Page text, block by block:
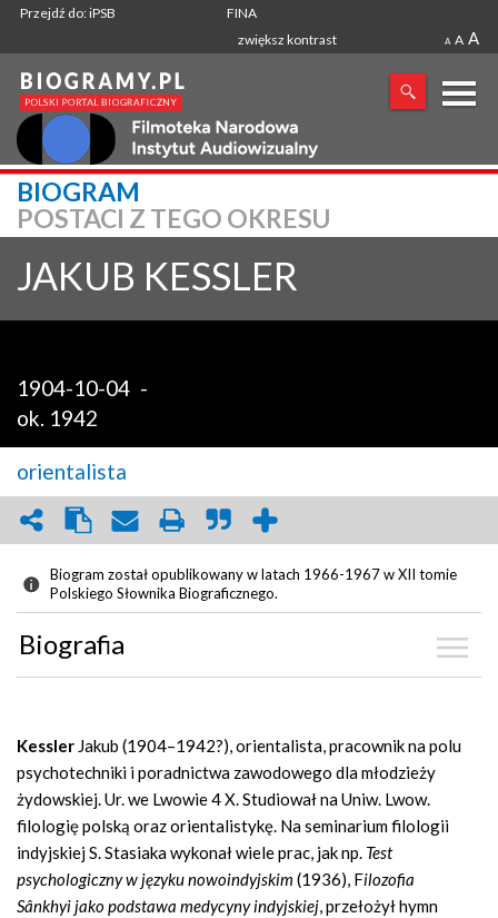
Przejdź do: iPSB
FINA
zwiększ kontrast
A A A
X
SZUKANA FRAZA
BIOGRAM
POSTACI Z TEGO OKRESU
JAKUB KESSLER
1904-10-04 -
ok. 1942
orientalista
Biogram został opublikowany w latach 1966-1967 w XII tomie
Polskiego Słownika Biograficznego.
Biografia
Graf powiązań
Dyskusja
Mapa
Kessler Jakub (1904–1942?), orientalista, pracownik na polu
psychotechniki i poradnictwa zawodowego dla młodzieży
żydowskiej. Ur. we Lwowie 4 X. Studiował na Uniw. Lwow.
filologię polską oraz orientalistykę. Na seminarium filologii
indyjskiej S. Stasiaka wykonał wiele prac, jak np. Test
psychologiczny w języku nowoindyjskim (1936), Filozofia
Sânkhyi jako podstawa medycyny indyjskiej, przełożył hymn